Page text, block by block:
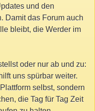
und den
Damit das Forum auch
bleibt, die Werder im
oder nur ab und zu:
uns spürbar weiter.
selbst, sondern
die Tag für Tag Zeit